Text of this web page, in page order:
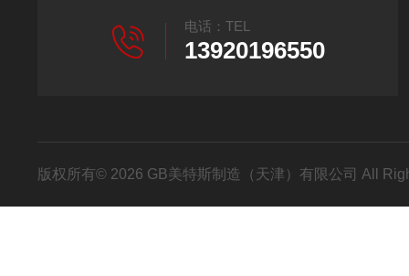
电话：TEL
13920196550
版权所有© 2026 GB美特斯制造（天津）有限公司 All